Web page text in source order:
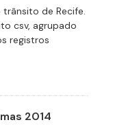
de Recife.
csv, agrupado
registros
2014